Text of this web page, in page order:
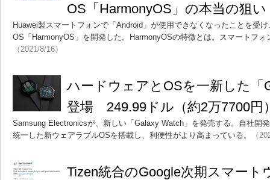
OS「HarmonyOS」の本当の狙い
Huawei製スマートフォンで「Android」が使用できなくなったことを受
OS「HarmonyOS」を開発した。HarmonyOSの特徴とは。スマートフォ
（2021/8/16）
ハードウェアとOSを一新した「
登場 249.99ドル（約2万7700円
Samsung Electronicsが、新しい「Galaxy Watch」を発売する。自社開
統一した新ウェアラブルOSを搭載し、利便性がより高まっている。
（
Tizen統合のGoogle次期スマート